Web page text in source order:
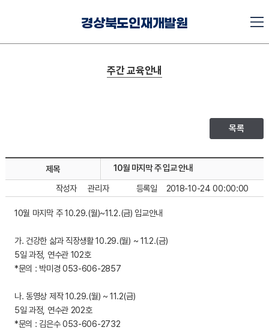
경상북도인재개발원
주간 교육안내
목록
제목
10월 마지막 주 입교 안내
등록일
2018-10-24 00:00:00
작성자 관리자
10월 마지막 주 10.29.(월)~11.2.(금) 입교안내
가. 건강한 삶과 직장생활 10.29.(월) ~ 11.2.(금)
5일 과정, 연수관 102호
*문의 : 박미경 053-606-2857
나. 동영상 제작 10.29.(월) ~ 11.2(금)
5일 과정, 연수관 202호
*문의 : 김은수 053-606-2732